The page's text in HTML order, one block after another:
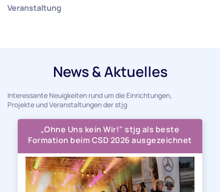
Veranstaltung
News & Aktuelles
Interessante Neuigkeiten rund um die Einrichtungen,
Projekte und Veranstaltungen der stjg
„Ohne Uns kein Wir!" stjg als beste
Formation beim CSD 2026 ausgezeichnet